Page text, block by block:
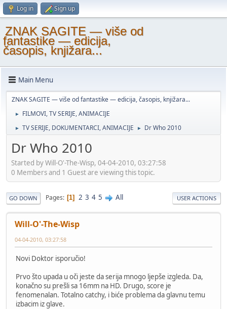
Log in Sign up
ZNAK SAGITE — više od
fantastike — edicija,
časopis, knjižara...
Main Menu
ZNAK SAGITE — više od fantastike — edicija, časopis, knjižara...
► FILMOVI, TV SERIJE, ANIMACIJE
► TV SERIJE, DOKUMENTARCI, ANIMACIJE ► Dr Who 2010
Dr Who 2010
Started by Will-O'-The-Wisp, 04-04-2010, 03:27:58
0 Members and 1 Guest are viewing this topic.
GO DOWN Pages 1 2 3 4 5 All USER ACTIONS
Will-O'-The-Wisp
04-04-2010, 03:27:58
Novi Doktor isporučio!
Prvo što upada u oči jeste da serija mnogo ljepše izgleda. Da,
konačno su prešli sa 16mm na HD. Drugo, score je
fenomenalan. Totalno catchy, i biće problema da glavnu temu
izbacim iz glave.